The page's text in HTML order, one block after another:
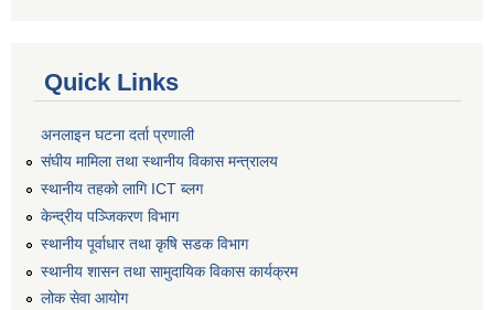
Quick Links
अनलाइन घटना दर्ता प्रणाली
संघीय मामिला तथा स्थानीय विकास मन्त्रालय
स्थानीय तहको लागि ICT ब्लग
केन्द्रीय पञ्जिकरण विभाग
स्थानीय पूर्वाधार तथा कृषि सडक विभाग
स्थानीय शासन तथा सामुदायिक विकास कार्यक्रम
लोक सेवा आयोग